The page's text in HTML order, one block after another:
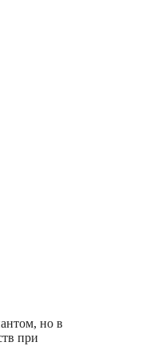
но в
при